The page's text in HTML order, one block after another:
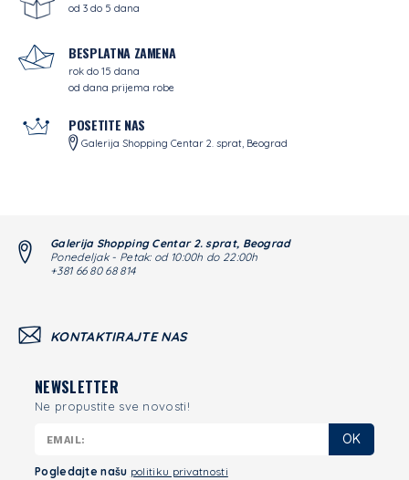
od 3 do 5 dana
BESPLATNA ZAMENA
rok do 15 dana
od dana prijema robe
POSETITE NAS
Galerija Shopping Centar 2. sprat, Beograd
Galerija Shopping Centar 2. sprat, Beograd
Ponedeljak - Petak: od 10:00h do 22:00h
+381 66 80 68 814
KONTAKTIRAJTE NAS
NEWSLETTER
Ne propustite sve novosti!
OK
Pogledajte našu politiku privatnosti